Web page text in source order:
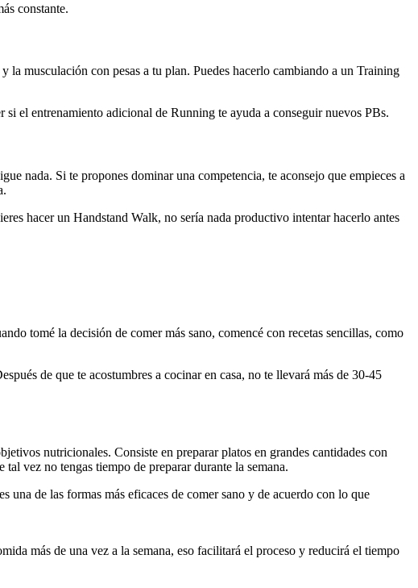
constante.
musculación con pesas a tu plan. Puedes hacerlo cambiando a un Training
el entrenamiento adicional de Running te ayuda a conseguir nuevos PBs.
nada. Si te propones dominar una competencia, te aconsejo que empieces a
hacer un Handstand Walk, no sería nada productivo intentar hacerlo antes
tomé la decisión de comer más sano, comencé con recetas sencillas, como
de que te acostumbres a cocinar en casa, no te llevará más de 30-45
nutricionales. Consiste en preparar platos en grandes cantidades con
vez no tengas tiempo de preparar durante la semana.
una de las formas más eficaces de comer sano y de acuerdo con lo que
más de una vez a la semana, eso facilitará el proceso y reducirá el tiempo